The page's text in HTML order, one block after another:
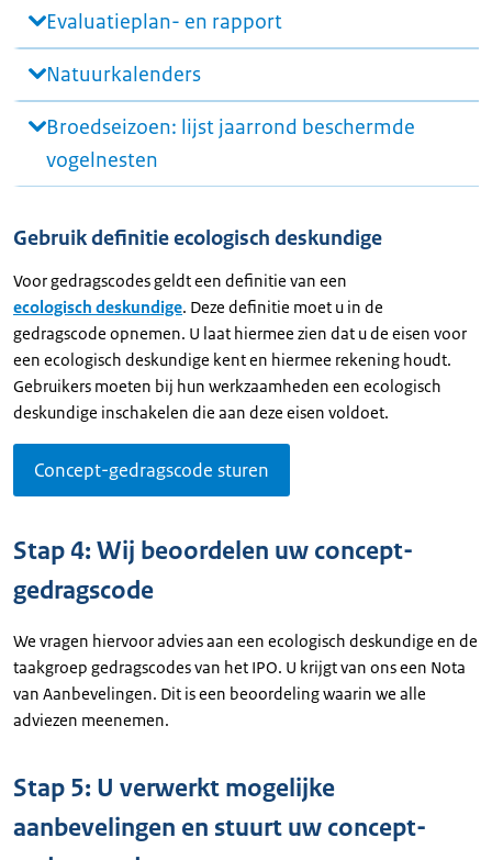
Evaluatieplan- en rapport
Natuurkalenders
Broedseizoen: lijst jaarrond beschermde
vogelnesten
Gebruik definitie ecologisch deskundige
Voor gedragscodes geldt een definitie van een
ecologisch deskundige. Deze definitie moet u in de
gedragscode opnemen. U laat hiermee zien dat u de eisen voor
een ecologisch deskundige kent en hiermee rekening houdt.
Gebruikers moeten bij hun werkzaamheden een ecologisch
deskundige inschakelen die aan deze eisen voldoet.
Concept-gedragscode sturen
Stap 4: Wij beoordelen uw concept-
gedragscode
We vragen hiervoor advies aan een ecologisch deskundige en de
taakgroep gedragscodes van het IPO. U krijgt van ons een Nota
van Aanbevelingen. Dit is een beoordeling waarin we alle
adviezen meenemen.
Stap 5: U verwerkt mogelijke
aanbevelingen en stuurt uw concept-